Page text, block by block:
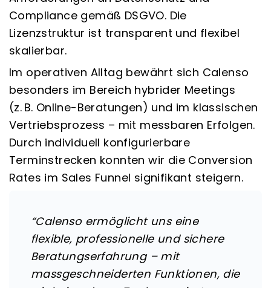
Compliance gemäß DSGVO. Die
Lizenzstruktur ist transparent und flexibel
skalierbar.
Im operativen Alltag bewährt sich Calenso
besonders im Bereich hybrider Meetings
(z. B. Online-Beratungen) und im klassischen
Vertriebsprozess – mit messbaren Erfolgen.
Durch individuell konfigurierbare
Terminstrecken konnten wir die Conversion
Rates im Sales Funnel signifikant steigern.
“Calenso ermöglicht uns eine
flexible, professionelle und sichere
Beratungserfahrung – mit
massgeschneiderten Funktionen, die